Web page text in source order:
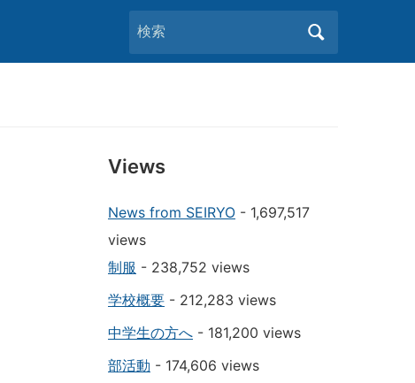
Search
for:
Views
News from SEIRYO - 1,697,517
views
制服 - 238,752 views
学校概要 - 212,283 views
中学生の方へ - 181,200 views
部活動 - 174,606 views